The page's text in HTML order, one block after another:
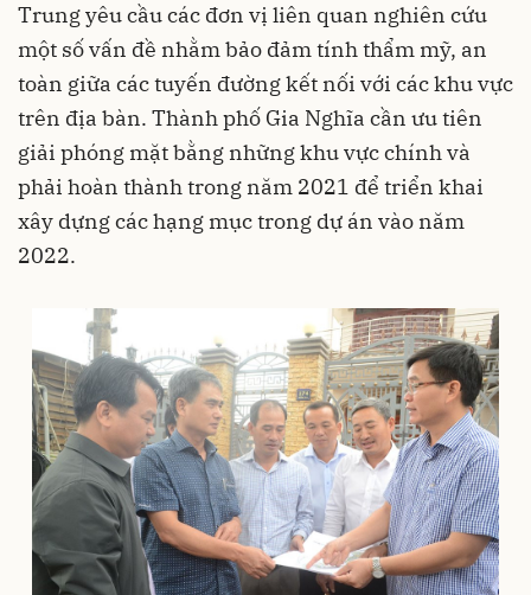
Trung yêu cầu các đơn vị liên quan nghiên cứu
một số vấn đề nhằm bảo đảm tính thẩm mỹ, an
toàn giữa các tuyến đường kết nối với các khu vực
trên địa bàn. Thành phố Gia Nghĩa cần ưu tiên
giải phóng mặt bằng những khu vực chính và
phải hoàn thành trong năm 2021 để triển khai
xây dựng các hạng mục trong dự án vào năm
2022.